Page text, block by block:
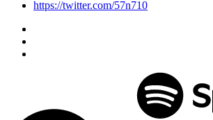
https://twitter.com/57n710